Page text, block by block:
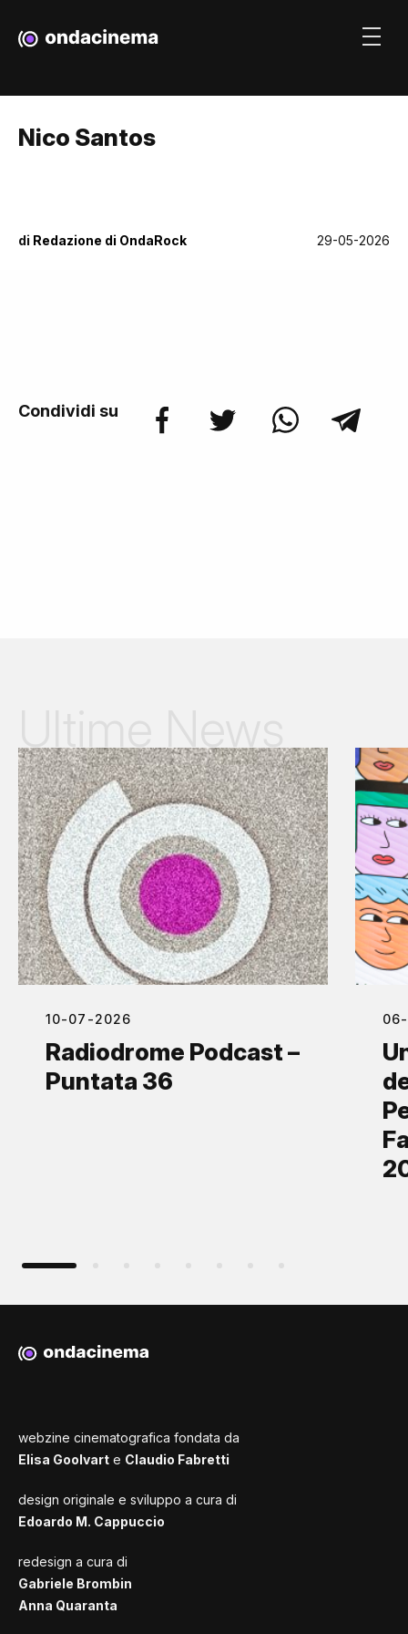
Nico Santos
di Redazione di OndaRock 29-05-2026
Condividi su
10-07-2026
Radiodrome Podcast –
Puntata 36
webzine cinematografica fondata da
Elisa Goolvart e Claudio Fabretti
design originale e sviluppo a cura di
Edoardo M. Cappuccio
redesign a cura di
Gabriele Brombin
Anna Quaranta